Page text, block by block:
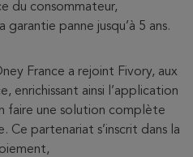
du consommateur,
panne jusqu’à 5 ans.
France a rejoint Fivory, aux
enrichissant ainsi l’application
faire une solution complète
partenariat s’inscrit dans la